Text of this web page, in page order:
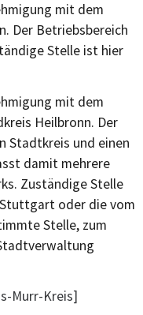
mit dem
Der Betriebsbereich
Stelle ist hier
mit dem
Heilbronn. Der
Stadtkreis und einen
damit mehrere
Zuständige Stelle
oder die vom
Stelle, zum
Murr-Kreis]